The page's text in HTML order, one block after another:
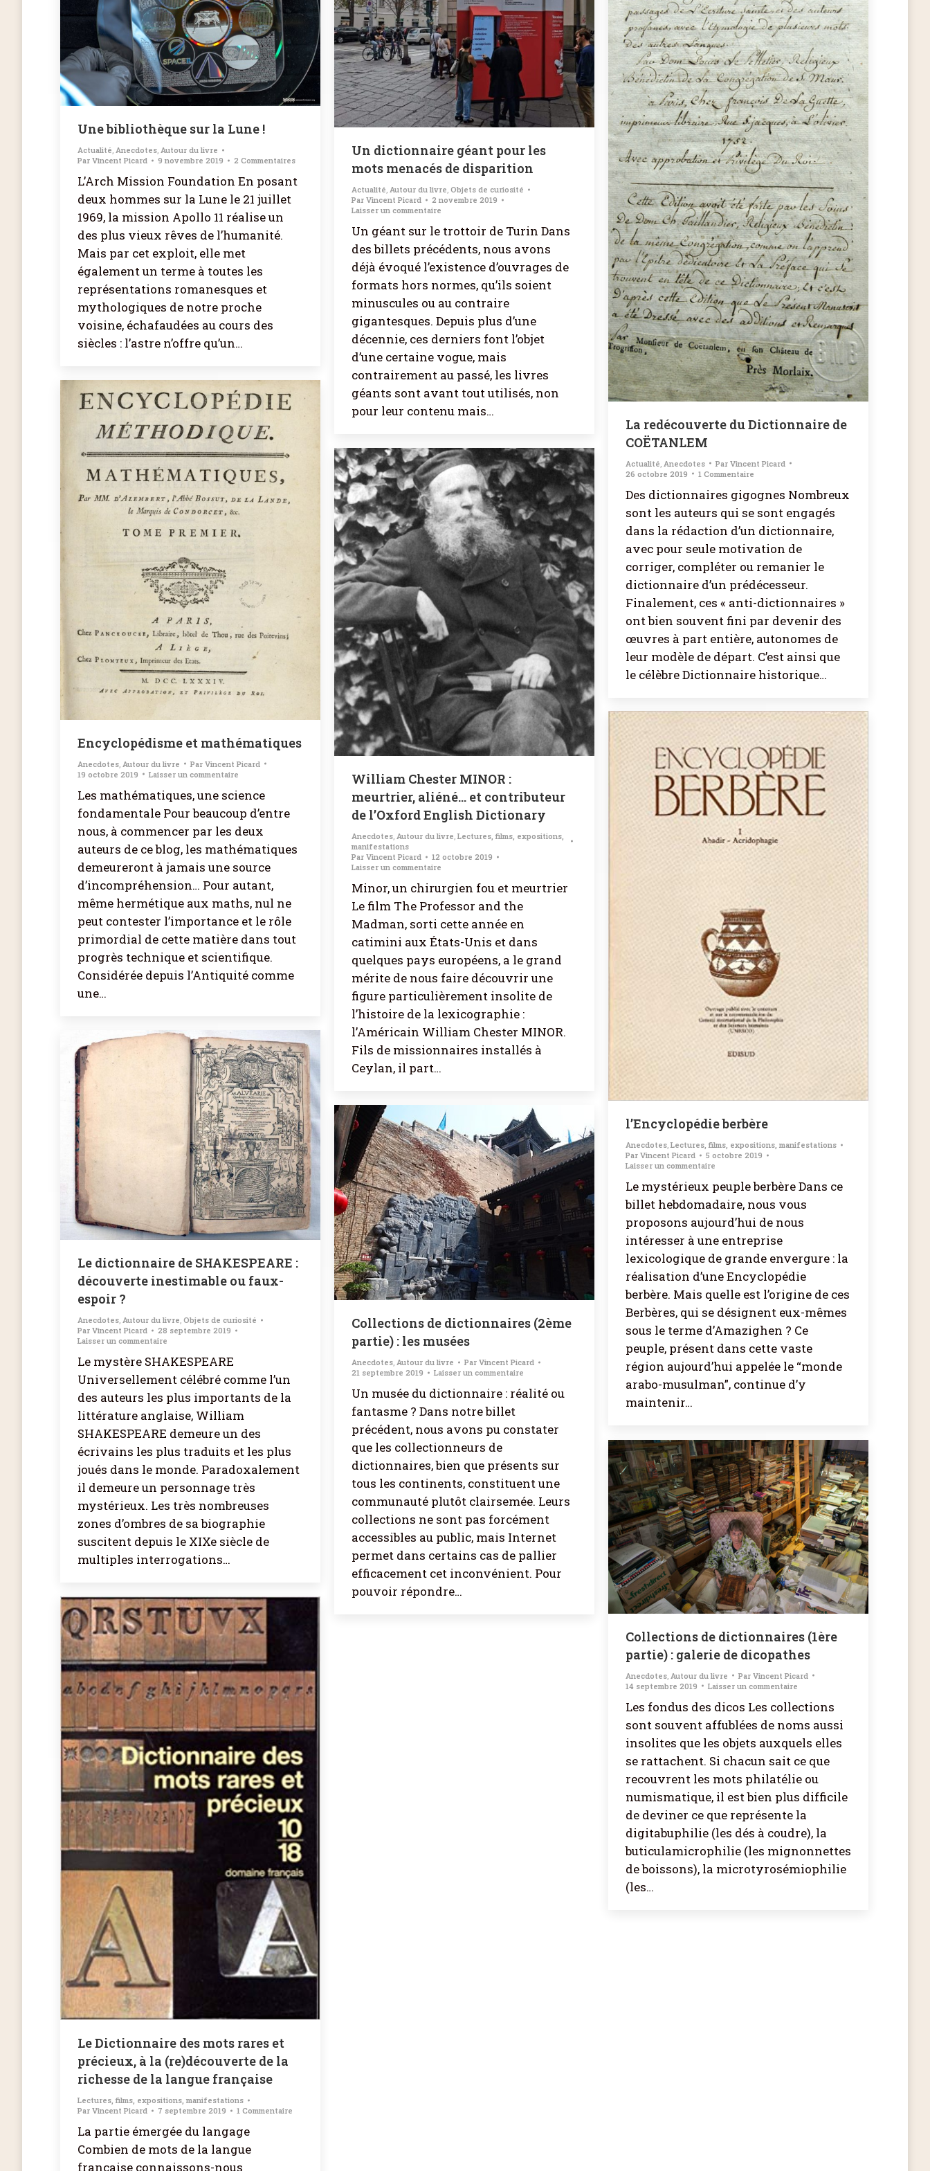
Une bibliothèque sur la Lune !
Actualité, Anecdotes, Autour du livre
Par Vincent Picard 9 novembre 2019 2 Commentaires
L’Arch Mission Foundation En posant
deux hommes sur la Lune le 21 juillet
1969, la mission Apollo 11 réalise un
des plus vieux rêves de l’humanité.
Mais par cet exploit, elle met
également un terme à toutes les
représentations romanesques et
mythologiques de notre proche
voisine, échafaudées au cours des
siècles : l’astre n’offre qu’un…
Un dictionnaire géant pour les
mots menacés de disparition
Actualité, Autour du livre, Objets de curiosité
Par Vincent Picard
2 novembre 2019
Laisser un commentaire
Un géant sur le trottoir de Turin Dans
des billets précédents, nous avons
déjà évoqué l’existence d’ouvrages de
formats hors normes, qu’ils soient
minuscules ou au contraire
gigantesques. Depuis plus d’une
décennie, ces derniers font l’objet
d’une certaine vogue, mais
contrairement au passé, les livres
géants sont avant tout utilisés, non
pour leur contenu mais…
La redécouverte du Dictionnaire de
COËTANLEM
Actualité Anecdotes Par Vincent Picard
26 octobre 2019
1 Commentaire
Des dictionnaires gigognes Nombreux
sont les auteurs qui se sont engagés
dans la rédaction d’un dictionnaire,
avec pour seule motivation de
corriger, compléter ou remanier le
dictionnaire d’un prédécesseur.
Finalement, ces « anti-dictionnaires »
ont bien souvent fini par devenir des
œuvres à part entière, autonomes de
leur modèle de départ. C’est ainsi que
le célèbre Dictionnaire historique…
Encyclopédisme et mathématiques
Anecdotes Autour du livre Par Vincent Picard
19 octobre 2019
Laisser un commentaire
Les mathématiques, une science
fondamentale Pour beaucoup d’entre
nous, à commencer par les deux
auteurs de ce blog, les mathématiques
demeureront à jamais une source
d’incompréhension… Pour autant,
même hermétique aux maths, nul ne
peut contester l’importance et le rôle
primordial de cette matière dans tout
progrès technique et scientifique.
Considérée depuis l’Antiquité comme
une…
William Chester MINOR :
meurtrier, aliéné… et contributeur
de l’Oxford English Dictionary
Anecdotes, Autour du livre, Lectures, films, expositions,
manifestations
Par Vincent Picard
12 octobre 2019
Laisser un commentaire
Minor, un chirurgien fou et meurtrier
Le film The Professor and the
Madman, sorti cette année en
catimini aux États-Unis et dans
quelques pays européens, a le grand
mérite de nous faire découvrir une
figure particulièrement insolite de
l’histoire de la lexicographie :
l’Américain William Chester MINOR.
Fils de missionnaires installés à
Ceylan, il part…
l’Encyclopédie berbère
Anecdotes, Lectures, films, expositions, manifestations
Par Vincent Picard
5 octobre 2019
Laisser un commentaire
Le mystérieux peuple berbère Dans ce
billet hebdomadaire, nous vous
proposons aujourd’hui de nous
intéresser à une entreprise
lexicologique de grande envergure : la
réalisation d’une Encyclopédie
berbère. Mais quelle est l’origine de ces
Berbères, qui se désignent eux-mêmes
sous le terme d’Amazighen ? Ce
peuple, présent dans cette vaste
région aujourd’hui appelée le “monde
arabo-musulman”, continue d’y
maintenir…
Le dictionnaire de SHAKESPEARE :
découverte inestimable ou faux-
espoir ?
Anecdotes, Autour du livre, Objets de curiosité
Par Vincent Picard
28 septembre 2019
Laisser un commentaire
Le mystère SHAKESPEARE
Universellement célébré comme l’un
des auteurs les plus importants de la
littérature anglaise, William
SHAKESPEARE demeure un des
écrivains les plus traduits et les plus
joués dans le monde. Paradoxalement
il demeure un personnage très
mystérieux. Les très nombreuses
zones d’ombres de sa biographie
suscitent depuis le XIXe siècle de
multiples interrogations…
Collections de dictionnaires (2ème
partie) : les musées
Anecdotes, Autour du livre Par Vincent Picard
21 septembre 2019
Laisser un commentaire
Un musée du dictionnaire : réalité ou
fantasme ? Dans notre billet
précédent, nous avons pu constater
que les collectionneurs de
dictionnaires, bien que présents sur
tous les continents, constituent une
communauté plutôt clairsemée. Leurs
collections ne sont pas forcément
accessibles au public, mais Internet
permet dans certains cas de pallier
efficacement cet inconvénient. Pour
pouvoir répondre…
Collections de dictionnaires (1ère
partie) : galerie de dicopathes
Anecdotes Autour du livre Par Vincent Picard
14 septembre 2019
Laisser un commentaire
Les fondus des dicos Les collections
sont souvent affublées de noms aussi
insolites que les objets auxquels elles
se rattachent. Si chacun sait ce que
recouvrent les mots philatélie ou
numismatique, il est bien plus difficile
de deviner ce que représente la
digitabuphilie (les dés à coudre), la
buticulamicrophilie (les mignonnettes
de boissons), la microtyrosémiophilie
(les…
Le Dictionnaire des mots rares et
précieux, à la (re)découverte de la
richesse de la langue française
Lectures, films, expositions, manifestations
Par Vincent Picard 7 septembre 2019 1 Commentaire
La partie émergée du langage
Combien de mots de la langue
française connaissons-nous